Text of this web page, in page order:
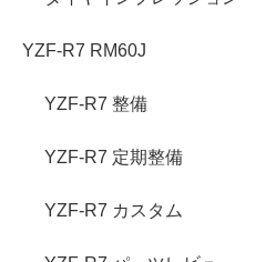
YZF-R7 RM60J
YZF-R7 整備
YZF-R7 定期整備
YZF-R7 カスタム